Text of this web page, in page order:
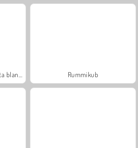
Rummikub